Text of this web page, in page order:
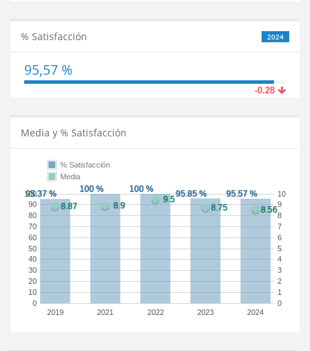
2024
% Satisfacción
95,57 %
-0.28
Media y % Satisfacción
2019 2021 2022 2023 2024
0
10
20
30
40
50
60
70
80
90
100
0
1
2
3
4
5
6
7
8
9
10
% Satisfacción
Media